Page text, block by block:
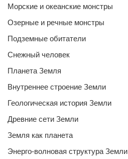
Морские и океанские монстры
Озерные и речные монстры
Подземные обитатели
Снежный человек
Планета Земля
Внутреннее строение Земли
Геологическая история Земли
Древние сети Земли
Земля как планета
Энерго-волновая структура Земли